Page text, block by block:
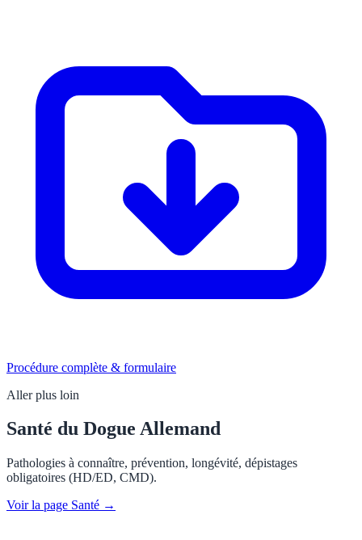
Procédure complète & formulaire
Aller plus loin
Santé du Dogue Allemand
Pathologies à connaître, prévention, longévité, dépistages
obligatoires (HD/ED, CMD).
Voir la page Santé →